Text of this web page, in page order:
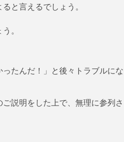
と言えるでしょう。
。
たんだ！」と後々トラブルにな
説明をした上で、無理に参列さ